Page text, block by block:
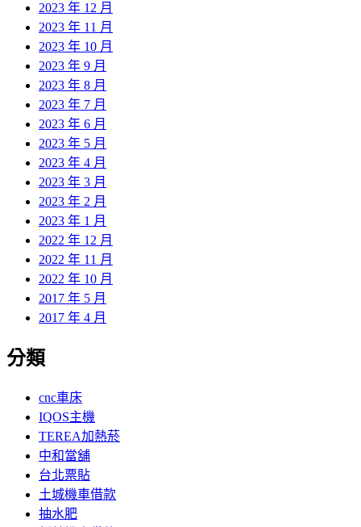
2023 年 12 月
2023 年 11 月
2023 年 10 月
2023 年 9 月
2023 年 8 月
2023 年 7 月
2023 年 6 月
2023 年 5 月
2023 年 4 月
2023 年 3 月
2023 年 2 月
2023 年 1 月
2022 年 12 月
2022 年 11 月
2022 年 10 月
2017 年 5 月
2017 年 4 月
分類
cnc車床
IQOS主機
TEREA加熱菸
中和當舖
台北票貼
土城機車借款
抽水肥